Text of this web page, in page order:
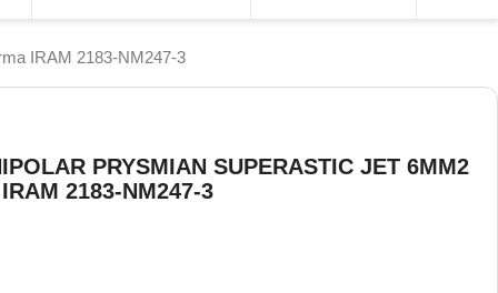
IRAM 2183-NM247-3
PRYSMIAN SUPERASTIC JET 6MM2
2183-NM247-3